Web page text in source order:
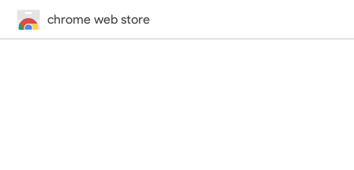
chrome web store